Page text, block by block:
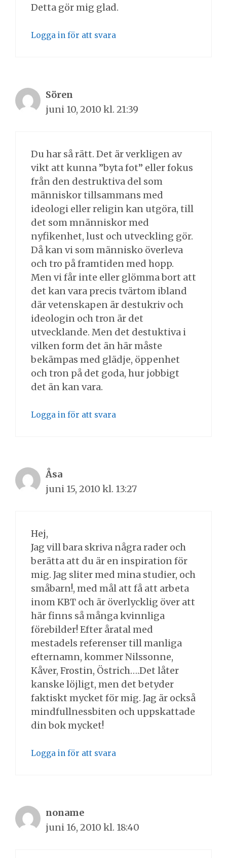
Detta gör mig glad.
Logga in för att svara
Sören
juni 10, 2010 kl. 21:39
Du har så rätt. Det är verkligen av
vikt att kunna ”byta fot” eller fokus
från den destruktiva del som
människor tillsammans med
ideologi eller religin kan utgöra, till
det som mnänniskor med
nyfikenhet, lust och utveckling gör.
Då kan vi som människo överleva
och tro på framtiden med hopp.
Men vi får inte eller glömma bort att
det kan vara precis tvärtom ibland
där vetenskapen är destukriv och
ideologin och tron är det
utvecklande. Men det destuktiva i
vilken form det än här måste
bekämpas med glädje, öppenhet
och tron på det goda, hur jobbigt
det än kan vara.
Logga in för att svara
Åsa
juni 15, 2010 kl. 13:27
Hej,
Jag vill bara skriva några rader och
berätta att du är en inspiration för
mig. Jag sliter med mina studier, och
småbarn!, med mål att få att arbeta
inom KBT och är överlycklig över att
här finns så många kvinnliga
förebilder! Efter åratal med
mestadels referenser till manliga
efternamn, kommer Nilssonne,
Kåver, Frostin, Östrich….Det låter
kanske löjligt, men det betyder
faktiskt mycket för mig. Jag är också
mindfullnessbiten och uppskattade
din bok mycket!
Logga in för att svara
noname
juni 16, 2010 kl. 18:40